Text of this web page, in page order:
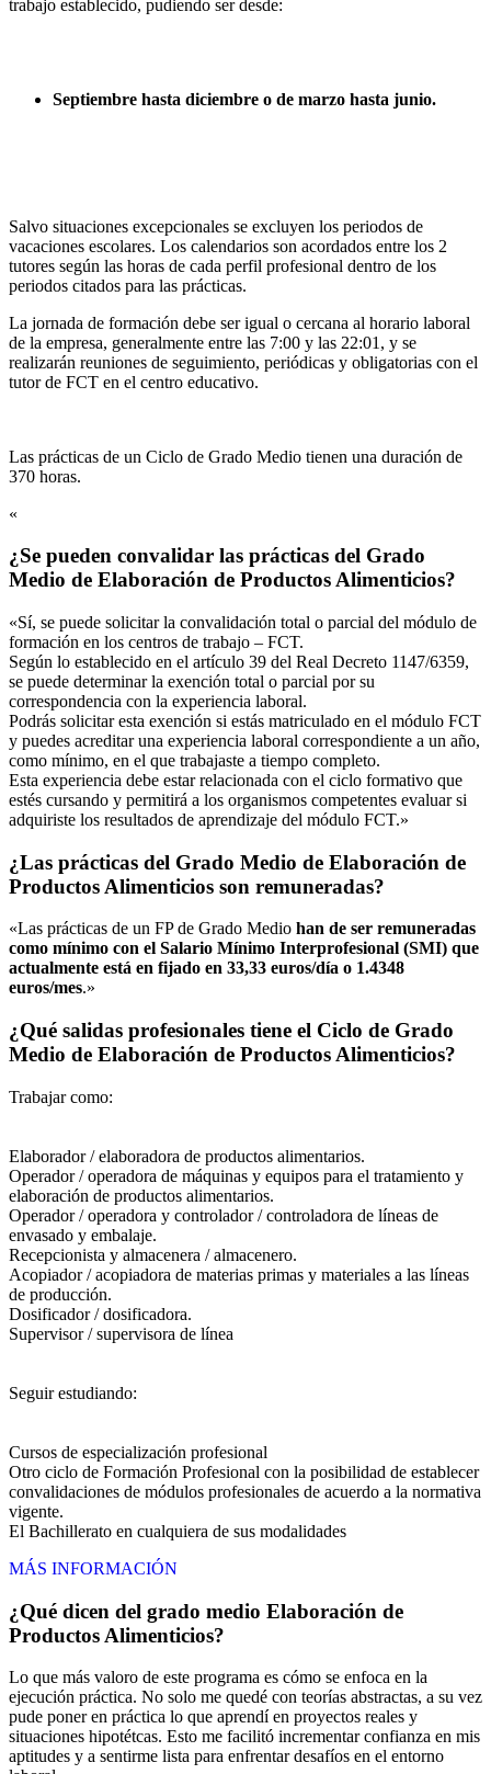
trabajo establecido, pudiendo ser desde:
Septiembre hasta diciembre o de marzo hasta junio.
Salvo situaciones excepcionales se excluyen los periodos de
vacaciones escolares. Los calendarios son acordados entre los 2
tutores según las horas de cada perfil profesional dentro de los
periodos citados para las prácticas.
La jornada de formación debe ser igual o cercana al horario laboral
de la empresa, generalmente entre las 7:00 y las 22:01, y se
realizarán reuniones de seguimiento, periódicas y obligatorias con el
tutor de FCT en el centro educativo.
Las prácticas de un Ciclo de Grado Medio tienen una duración de
370 horas.
«
¿Se pueden convalidar las prácticas del Grado
Medio de Elaboración de Productos Alimenticios?
«Sí, se puede solicitar la convalidación total o parcial del módulo de
formación en los centros de trabajo – FCT.
Según lo establecido en el artículo 39 del Real Decreto 1147/6359,
se puede determinar la exención total o parcial por su
correspondencia con la experiencia laboral.
Podrás solicitar esta exención si estás matriculado en el módulo FCT
y puedes acreditar una experiencia laboral correspondiente a un año,
como mínimo, en el que trabajaste a tiempo completo.
Esta experiencia debe estar relacionada con el ciclo formativo que
estés cursando y permitirá a los organismos competentes evaluar si
adquiriste los resultados de aprendizaje del módulo FCT.»
¿Las prácticas del Grado Medio de Elaboración de
Productos Alimenticios son remuneradas?
«Las prácticas de un FP de Grado Medio han de ser remuneradas
como mínimo con el Salario Mínimo Interprofesional (SMI) que
actualmente está en fijado en 33,33 euros/día o 1.4348
euros/mes.»
¿Qué salidas profesionales tiene el Ciclo de Grado
Medio de Elaboración de Productos Alimenticios?
Trabajar como:
Elaborador / elaboradora de productos alimentarios.
Operador / operadora de máquinas y equipos para el tratamiento y
elaboración de productos alimentarios.
Operador / operadora y controlador / controladora de líneas de
envasado y embalaje.
Recepcionista y almacenera / almacenero.
Acopiador / acopiadora de materias primas y materiales a las líneas
de producción.
Dosificador / dosificadora.
Supervisor / supervisora de línea
Seguir estudiando:
Cursos de especialización profesional
Otro ciclo de Formación Profesional con la posibilidad de establecer
convalidaciones de módulos profesionales de acuerdo a la normativa
vigente.
El Bachillerato en cualquiera de sus modalidades
MÁS INFORMACIÓN
¿Qué dicen del grado medio Elaboración de
Productos Alimenticios?
Lo que más valoro de este programa es cómo se enfoca en la
ejecución práctica. No solo me quedé con teorías abstractas, a su vez
pude poner en práctica lo que aprendí en proyectos reales y
situaciones hipotétcas. Esto me facilitó incrementar confianza en mis
aptitudes y a sentirme lista para enfrentar desafíos en el entorno